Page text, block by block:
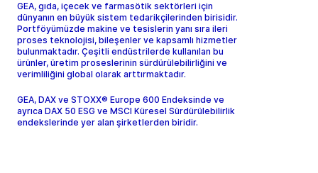
GEA, gıda, içecek ve farmasötik sektörleri için
dünyanın en büyük sistem tedarikçilerinden birisidir.
Portföyümüzde makine ve tesislerin yanı sıra ileri
proses teknolojisi, bileşenler ve kapsamlı hizmetler
bulunmaktadır. Çeşitli endüstrilerde kullanılan bu
ürünler, üretim proseslerinin sürdürülebilirliğini ve
verimliliğini global olarak arttırmaktadır.
GEA, DAX ve STOXX® Europe 600 Endeksinde ve
ayrıca DAX 50 ESG ve MSCI Küresel Sürdürülebilirlik
endekslerinde yer alan şirketlerden biridir.